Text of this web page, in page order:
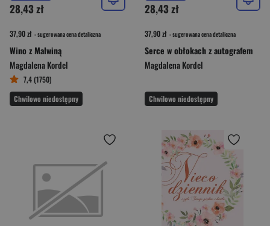
28,43 zł
37,90 zł - sugerowana cena detaliczna
Wino z Malwiną
Magdalena Kordel
7,4 (1750)
Chwilowo niedostępny
28,43 zł
37,90 zł - sugerowana cena detaliczna
Serce w obłokach z autografem
Magdalena Kordel
Chwilowo niedostępny